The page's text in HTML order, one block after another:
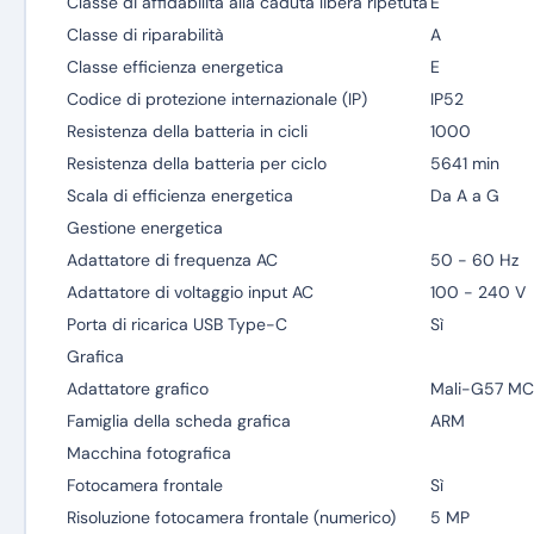
Classe di riparabilità
A
Classe efficienza energetica
E
Codice di protezione internazionale (IP)
IP52
Resistenza della batteria in cicli
1000
Resistenza della batteria per ciclo
5641 min
Scala di efficienza energetica
Da A a G
Gestione energetica
Adattatore di frequenza AC
50 - 60 Hz
Adattatore di voltaggio input AC
100 - 240 V
Porta di ricarica USB Type-C
Sì
Grafica
Adattatore grafico
Mali-G57
Famiglia della scheda grafica
ARM
Macchina fotografica
Fotocamera frontale
Sì
Risoluzione fotocamera frontale (numerico)
5 MP